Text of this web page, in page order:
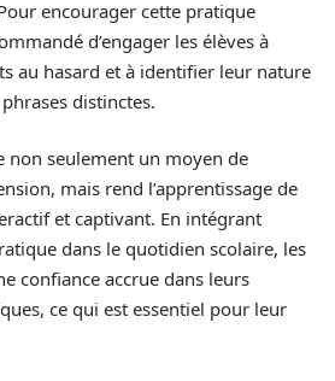
encourager cette pratique
d’engager les élèves à
au hasard et à identifier leur nature
distinctes.
non seulement un moyen de
mais rend l’apprentissage de
et captivant. En intégrant
dans le quotidien scolaire, les
confiance accrue dans leurs
ce qui est essentiel pour leur